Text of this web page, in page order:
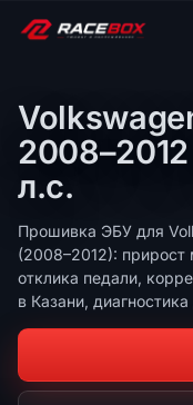
2008–2012
л.с.
Прошивка ЭБУ для
(2008–2012):
отклика педали,
в Казани,